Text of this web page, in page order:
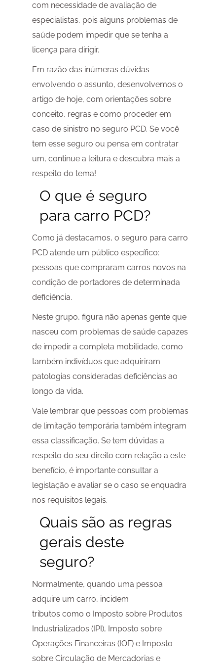
com necessidade de avaliação de
especialistas, pois alguns problemas de
saúde podem impedir que se tenha a
licença para dirigir.
Em razão das inúmeras dúvidas
envolvendo o assunto, desenvolvemos o
artigo de hoje, com orientações sobre
conceito, regras e como proceder em
caso de sinistro no seguro PCD. Se você
tem esse seguro ou pensa em contratar
um, continue a leitura e descubra mais a
respeito do tema!
O que é seguro
para carro PCD?
Como já destacamos, o seguro para carro
PCD atende um público específico:
pessoas que compraram carros novos na
condição de portadores de determinada
deficiência.
Neste grupo, figura não apenas gente que
nasceu com problemas de saúde capazes
de impedir a completa mobilidade, como
também indivíduos que adquiriram
patologias consideradas deficiências ao
longo da vida.
Vale lembrar que pessoas com problemas
de limitação temporária também integram
essa classificação. Se tem dúvidas a
respeito do seu direito com relação a este
benefício, é importante consultar a
legislação e avaliar se o caso se enquadra
nos requisitos legais.
Quais são as regras
gerais deste
seguro?
Normalmente, quando uma pessoa
adquire um carro, incidem
tributos como o Imposto sobre Produtos
Industrializados (IPI), Imposto sobre
Operações Financeiras (IOF) e Imposto
sobre Circulação de Mercadorias e